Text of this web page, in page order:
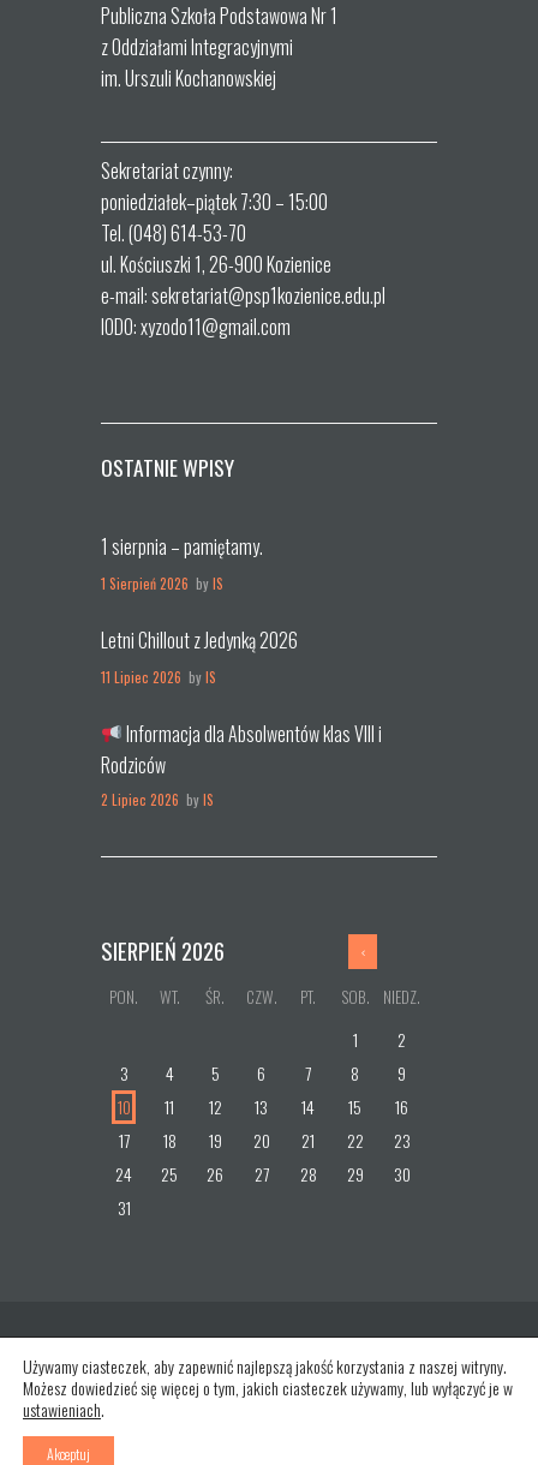
Publiczna Szkoła Podstawowa Nr 1
z Oddziałami Integracyjnymi
im. Urszuli Kochanowskiej
Sekretariat czynny:
poniedziałek–piątek 7:30 – 15:00
Tel. (048) 614-53-70
ul. Kościuszki 1, 26-900 Kozienice
e-mail: sekretariat@psp1kozienice.edu.pl
IODO: xyzodo11@gmail.com
OSTATNIE WPISY
1 sierpnia – pamiętamy.
1 Sierpień 2026 byIS
Letni Chillout z Jedynką 2026
11 Lipiec 2026 byIS
Informacja dla Absolwentów klas VIII i
Rodziców
2 Lipiec 2026 byIS
SIERPIEŃ 2026
PON. WT. ŚR. CZW. PT. SOB. NIEDZ.
1
2
3
4 5 6 7 8
9
10
11 12 13 14 15
16
17
18 19 20 21 22
23
24
25 26 27 28 29
30
31
Używamy ciasteczek, aby zapewnić najlepszą jakość korzystania z naszej witryny.
Możesz dowiedzieć się więcej o tym, jakich ciasteczek używamy, lub wyłączyć je w
ustawieniach.
Akceptuj